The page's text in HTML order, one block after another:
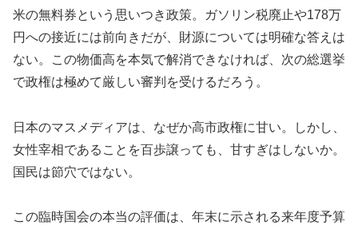
米の無料券という思いつき政策。ガソリン税廃止や178万
円への接近には前向きだが、財源については明確な答えは
ない。この物価高を本気で解消できなければ、次の総選挙
で政権は極めて厳しい審判を受けるだろう。
日本のマスメディアは、なぜか高市政権に甘い。しかし、
女性宰相であることを百歩譲っても、甘すぎはしないか。
国民は節穴ではない。
この臨時国会の本当の評価は、年末に示される来年度予算